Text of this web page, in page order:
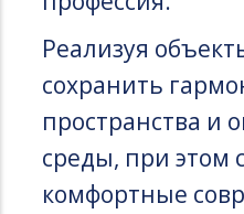
Реализуя
сохранить
пространства и
среды, при этом
комфортные